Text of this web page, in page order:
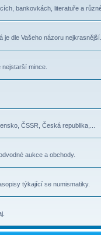
bankovkách, literatuře a
dle Vašeho názoru nejkrasnější.
mince.
ČSSR, Česká republika,...
aukce a obchody.
týkající se numismatiky.